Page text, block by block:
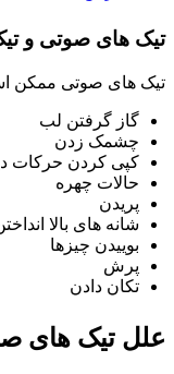
تیک های صوتی و
تیک های صوتی ممکن
گاز گرفتن لب
چشمک زدن
کپی کردن حرکات
حالات چهره
پریدن
شانه های بالا
بوییدن چیزها
پرش
تکان دادن
علل تیک های